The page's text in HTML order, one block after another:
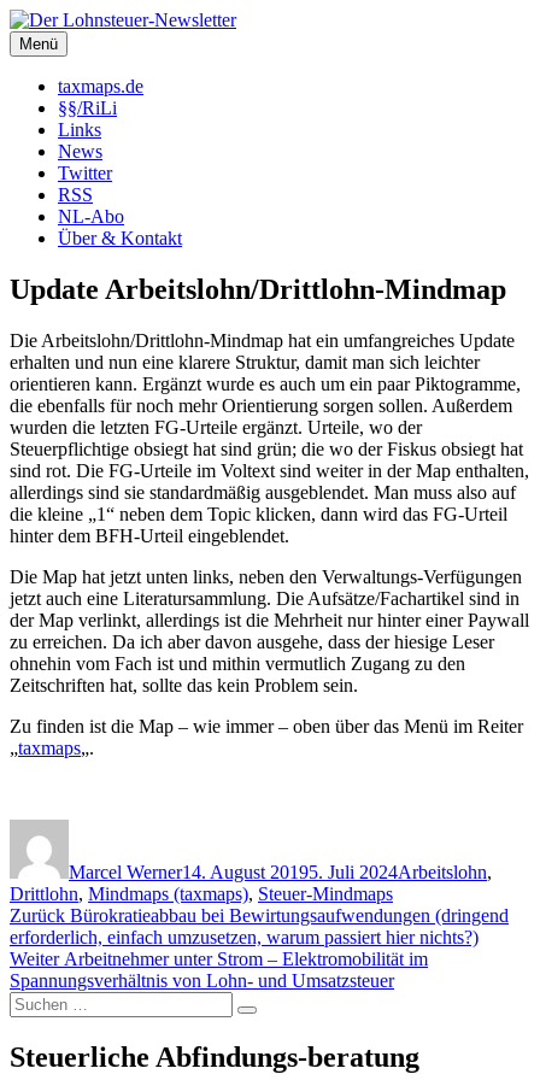
Zum
Inhalt
springen
Der Lohnsteuer-Newsletter
Steuerliche Informationen rund um das Arbeitsverhältnis (LSt,
SozVers, AR und mehr).
Menü
taxmaps.de
§§/RiLi
Links
News
Twitter
RSS
NL-Abo
Über & Kontakt
Update Arbeitslohn/Drittlohn-Mindmap
Die Arbeitslohn/Drittlohn-Mindmap hat ein umfangreiches Update
erhalten und nun eine klarere Struktur, damit man sich leichter
orientieren kann. Ergänzt wurde es auch um ein paar Piktogramme,
die ebenfalls für noch mehr Orientierung sorgen sollen. Außerdem
wurden die letzten FG-Urteile ergänzt. Urteile, wo der
Steuerpflichtige obsiegt hat sind grün; die wo der Fiskus obsiegt hat
sind rot. Die FG-Urteile im Voltext sind weiter in der Map enthalten,
allerdings sind sie standardmäßig ausgeblendet. Man muss also auf
die kleine „1“ neben dem Topic klicken, dann wird das FG-Urteil
hinter dem BFH-Urteil eingeblendet.
Die Map hat jetzt unten links, neben den Verwaltungs-Verfügungen
jetzt auch eine Literatursammlung. Die Aufsätze/Fachartikel sind in
der Map verlinkt, allerdings ist die Mehrheit nur hinter einer Paywall
zu erreichen. Da ich aber davon ausgehe, dass der hiesige Leser
ohnehin vom Fach ist und mithin vermutlich Zugang zu den
Zeitschriften hat, sollte das kein Problem sein.
Zu finden ist die Map – wie immer – oben über das Menü im Reiter
„taxmaps„.
Marcel Werner14. August 20195. Juli 2024Arbeitslohn,
Drittlohn, Mindmaps (taxmaps), Steuer-Mindmaps
Beitragsnavigation
Zurück Vorheriger
Beitrag:
Bürokratieabbau bei Bewirtungsaufwendungen (dringend
erforderlich, einfach umzusetzen, warum passiert hier nichts?)
Weiter Nächster
Beitrag:
Arbeitnehmer unter Strom – Elektromobilität im
Spannungsverhältnis von Lohn- und Umsatzsteuer
Suchen
nach:
Suchen
Steuerliche Abfindungs-beratung